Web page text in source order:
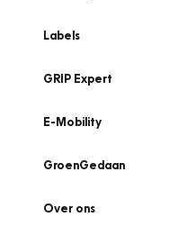
Labels
GRIP Expert
E-Mobility
GroenGedaan
Over ons